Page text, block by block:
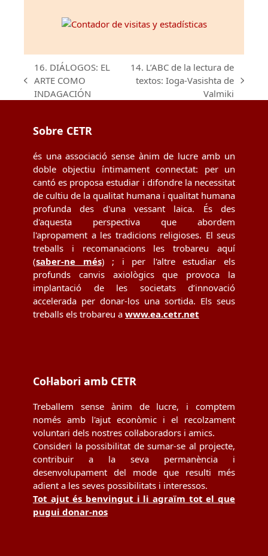
previous
post:
16. DIÁLOGOS: EL
ARTE COMO
INDAGACIÓN
next
post:
14. L’ABC de la lectura de
textos: Ioga-Vasishta de
Valmiki
Sobre CETR
és una associació sense ànim de lucre amb un
doble objectiu íntimament connectat: per un
cantó es proposa estudiar i difondre la necessitat
de cultiu de la qualitat humana i qualitat humana
profunda des d'una vessant laica. És des
d'aquesta perspectiva que abordem
l'apropament a les tradicions religioses. El seus
treballs i recomanacions les trobareu aquí
(saber-ne més) ; i per l'altre estudiar els
profunds canvis axiològics que provoca la
implantació de les societats d’innovació
accelerada per donar-los una sortida. Els seus
treballs els trobareu a www.ea.cetr.net
Col·labori amb CETR
Treballem sense ànim de lucre, i comptem
només amb l'ajut econòmic i el recolzament
voluntari dels nostres col·laboradors i amics.
Consideri la possibilitat de sumar-se al projecte,
contribuir a la seva permanència i
desenvolupament del mode que resulti més
adient a les seves possibilitats i interessos.
Tot ajut és benvingut i li agraïm tot el que
pugui donar-nos